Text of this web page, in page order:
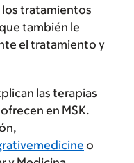
los tratamientos
también le
el tratamiento y
las terapias
en MSK.
o